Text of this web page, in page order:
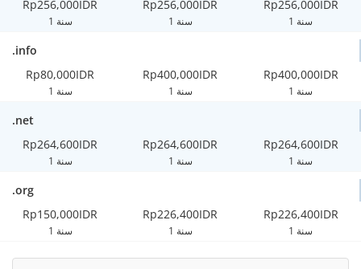
Rp256,000IDR
1 سنة
Rp256,000IDR
1 سنة
Rp256,000IDR
1 سنة
.info
Rp80,000IDR
1 سنة
Rp400,000IDR
1 سنة
Rp400,000IDR
1 سنة
.net
Rp264,600IDR
1 سنة
Rp264,600IDR
1 سنة
Rp264,600IDR
1 سنة
.org
Rp150,000IDR
1 سنة
Rp226,400IDR
1 سنة
Rp226,400IDR
1 سنة